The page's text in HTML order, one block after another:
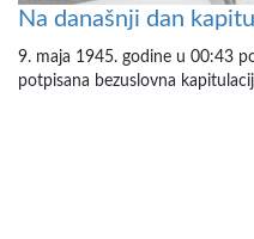
Na današnji dan
9. maja 1945. godine u 00:43
potpisana bezuslovna